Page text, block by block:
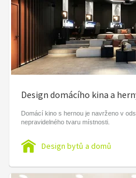
Design domácího kina a
Domácí kino s hernou je navrženo v
nepravidelného tvaru místnosti.
Design bytů a domů